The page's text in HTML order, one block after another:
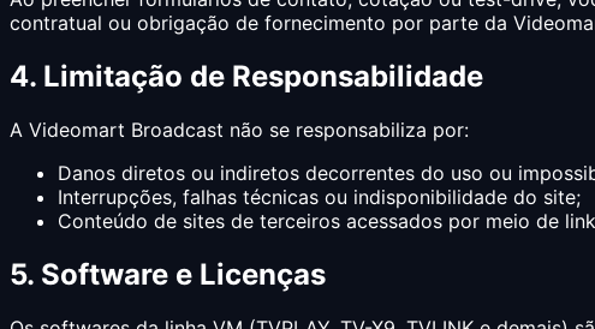
contratual ou obrigação de fornecimento por parte da
4. Limitação de Responsabilidade
A Videomart Broadcast não se responsabiliza por:
Danos diretos ou indiretos decorrentes do uso ou
Interrupções, falhas técnicas ou indisponibilidade do site;
Conteúdo de sites de terceiros acessados por meio de
5. Software e Licenças